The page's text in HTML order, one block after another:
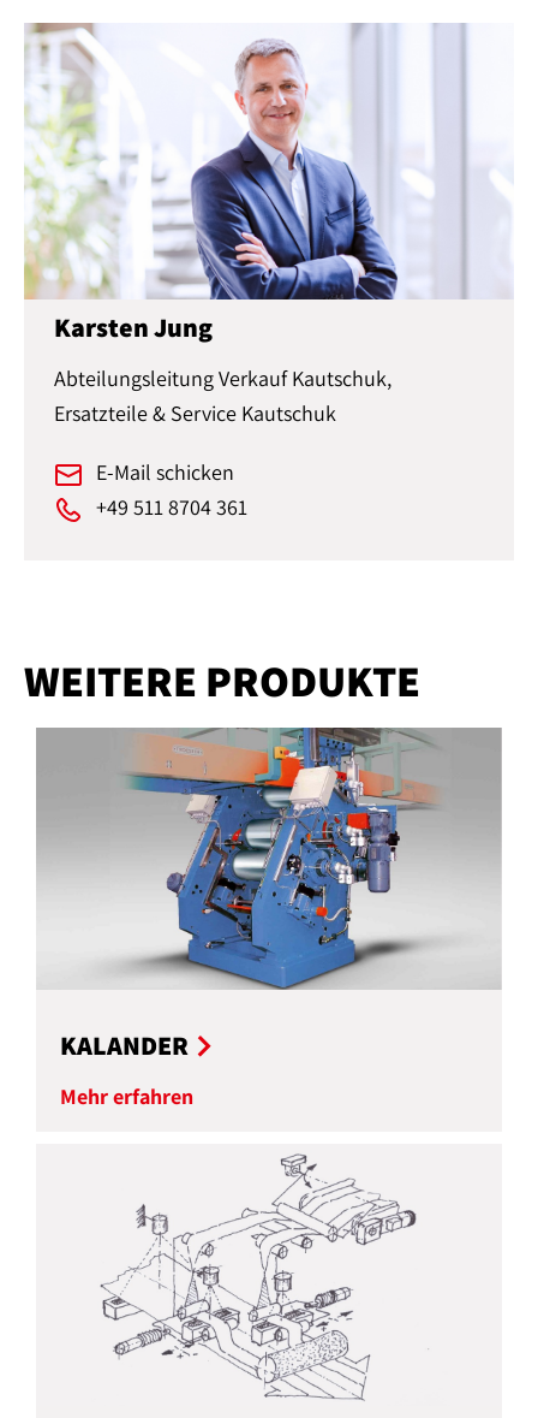
Karsten Jung
Abteilungsleitung Verkauf Kautschuk,
Ersatzteile & Service Kautschuk
E-Mail schicken
+49 511 8704 361
WEITERE PRODUKTE
KALANDER
Mehr erfahren